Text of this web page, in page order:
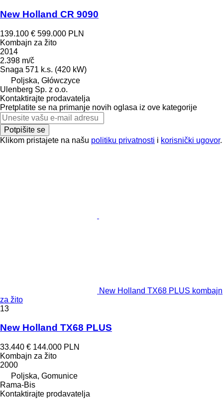
New Holland CR 9090
139.100 € 599.000 PLN
Kombajn za žito
2014
2.398 m/č
Snaga 571 k.s. (420 kW)
Poljska, Główczyce
Ulenberg Sp. z o.o.
Kontaktirajte prodavatelja
Pretplatite se na primanje novih oglasa iz ove kategorije
Potpišite se
Klikom pristajete na našu politiku privatnosti i korisnički ugovor.
New Holland TX68 PLUS kombajn
za žito
13
New Holland TX68 PLUS
33.440 € 144.000 PLN
Kombajn za žito
2000
Poljska, Gomunice
Rama-Bis
Kontaktirajte prodavatelja